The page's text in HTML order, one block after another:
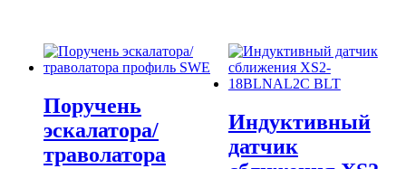
Поручень
эскалатора/
траволатора
Индуктивный
датчик